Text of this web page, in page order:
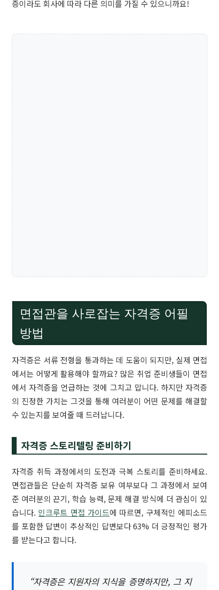
증이라도 회사에 따라 다른 의미를 가질 수 있으니까요!
면접관을 사로잡는 자격증 어필
방법
자격증은 서류 전형을 통과하는 데 도움이 되지만, 실제 면접
에서는 어떻게 활용해야 할까요? 많은 취업 준비생들이 면접
에서 자격증을 언급하는 것에 그치고 맙니다. 하지만 자격증
의 진정한 가치는 그것을 통해 여러분이 어떤 문제를 해결할
수 있는지를 보여줄 때 드러납니다.
자격증 스토리텔링 준비하기
자격증 취득 과정에서의 도전과 극복 스토리를 준비하세요.
면접관들은 단순히 자격증 보유 여부보다 그 과정에서 보여
준 여러분의 끈기, 학습 능력, 문제 해결 방식에 더 관심이 있
습니다. 인크루트 면접 가이드에 따르면, 구체적인 에피소드
를 포함한 답변이 추상적인 답변보다 63% 더 긍정적인 평가
를 받는다고 합니다.
“자격증은 지원자의 지식을 증명하지만, 그 지